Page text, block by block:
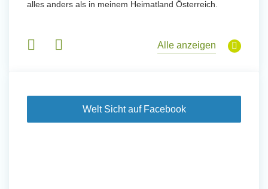
alles anders als in meinem Heimatland Österreich.
Alle anzeigen
Welt Sicht auf Facebook